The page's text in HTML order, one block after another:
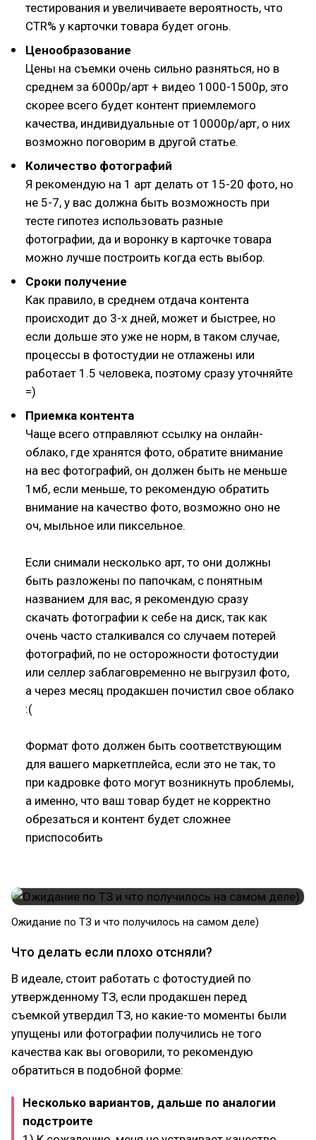
тестирования и увеличиваете вероятность, что
CTR% у карточки товара будет огонь.
Ценообразование
Цены на съемки очень сильно разняться, но в
среднем за 6000р/арт + видео 1000-1500р, это
скорее всего будет контент приемлемого
качества, индивидуальные от 10000р/арт, о них
возможно поговорим в другой статье.
Количество фотографий
Я рекомендую на 1 арт делать от 15-20 фото, но
не 5-7, у вас должна быть возможность при
тесте гипотез использовать разные
фотографии, да и воронку в карточке товара
можно лучше построить когда есть выбор.
Сроки получение
Как правило, в среднем отдача контента
происходит до 3-х дней, может и быстрее, но
если дольше это уже не норм, в таком случае,
процессы в фотостудии не отлажены или
работает 1.5 человека, поэтому сразу уточняйте
=)
Приемка контента
Чаще всего отправляют ссылку на онлайн-
облако, где хранятся фото, обратите внимание
на вес фотографий, он должен быть не меньше
1мб, если меньше, то рекомендую обратить
внимание на качество фото, возможно оно не
оч, мыльное или пиксельное.
Если снимали несколько арт, то они должны
быть разложены по папочкам, с понятным
названием для вас, я рекомендую сразу
скачать фотографии к себе на диск, так как
очень часто сталкивался со случаем потерей
фотографий, по не осторожности фотостудии
или селлер заблаговременно не выгрузил фото,
а через месяц продакшен почистил свое облако
:(
Формат фото должен быть соответствующим
для вашего маркетплейса, если это не так, то
при кадровке фото могут возникнуть проблемы,
а именно, что ваш товар будет не корректно
обрезаться и контент будет сложнее
приспособить
Ожидание по ТЗ и что получилось на самом деле)
Что делать если плохо отсняли?
В идеале, стоит работать с фотостудией по
утвержденному ТЗ, если продакшен перед
съемкой утвердил ТЗ, но какие-то моменты были
упущены или фотографии получились не того
качества как вы оговорили, то рекомендую
обратиться в подобной форме:
Несколько вариантов, дальше по аналогии
подстроите